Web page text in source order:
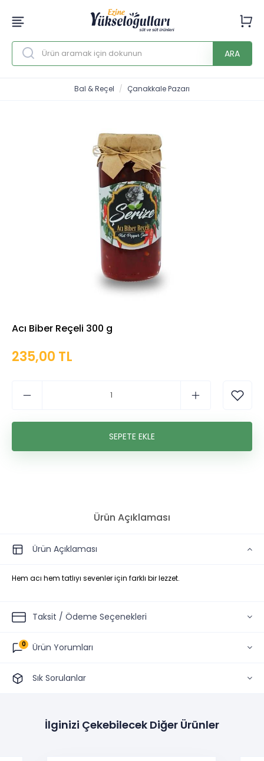
ARA
Bal & Reçel Çanakkale Pazarı
Acı Biber Reçeli 300 g
235,00 TL
Ürün Açıklaması
Ürün Açıklaması
Hem acı hem tatlıyı sevenler için farklı bir lezzet.
Taksit / Ödeme Seçenekleri
Ürün Yorumları
0
Sık Sorulanlar
İlginizi Çekebilecek Diğer Ürünler